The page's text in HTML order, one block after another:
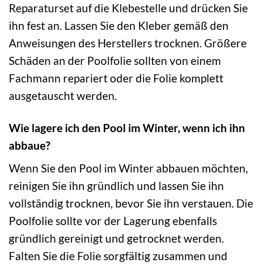
Reparaturset auf die Klebestelle und drücken Sie
ihn fest an. Lassen Sie den Kleber gemäß den
Anweisungen des Herstellers trocknen. Größere
Schäden an der Poolfolie sollten von einem
Fachmann repariert oder die Folie komplett
ausgetauscht werden.
Wie lagere ich den Pool im Winter, wenn ich ihn
abbaue?
Wenn Sie den Pool im Winter abbauen möchten,
reinigen Sie ihn gründlich und lassen Sie ihn
vollständig trocknen, bevor Sie ihn verstauen. Die
Poolfolie sollte vor der Lagerung ebenfalls
gründlich gereinigt und getrocknet werden.
Falten Sie die Folie sorgfältig zusammen und